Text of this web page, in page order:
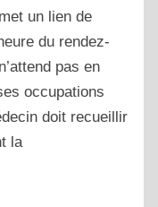
un lien de
du rendez-
pas en
occupations
doit recueillir
la